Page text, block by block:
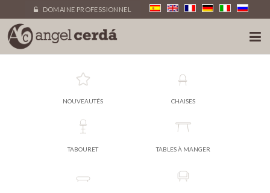
DOMAINE PROFESSIONNEL
NOUVEAUTÉS CHAISES
TABOURET TABLES À MANGER